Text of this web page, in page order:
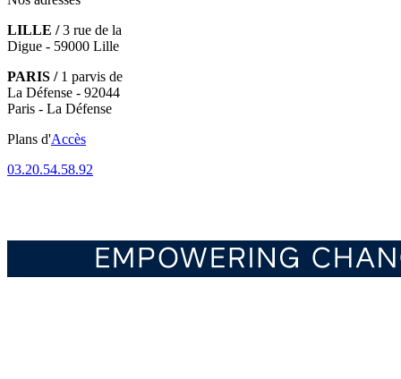
LILLE /3 rue de la
Digue - 59000 Lille
PARIS /1 parvis de
La Défense - 92044
Paris - La Défense
Plans d'Accès
03.20.54.58.92